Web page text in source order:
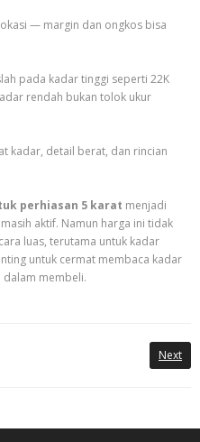
— margin dan ongkos bisa
pada kadar tinggi seperti 22K
rendah bukan tolok ukur
kadar, detail berat, dan rincian
perhiasan 5 karat menjadi
aktif. Namun harga ini tidak
luas, terutama untuk kadar
untuk cermat membaca kadar
membeli.
Next